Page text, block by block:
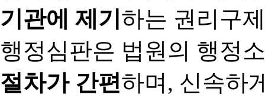
기관에 제기하는 권리구
행정심판은 법원의 행정
절차가 간편하며, 신속하